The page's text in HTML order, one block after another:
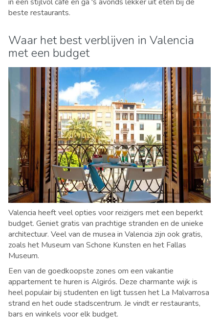
beste restaurants.
Waar het best verblijven in Valencia
met een budget
Valencia heeft veel opties voor reizigers met een beperkt
budget. Geniet gratis van prachtige stranden en de unieke
architectuur. Veel van de musea in Valencia zijn ook gratis,
zoals het Museum van Schone Kunsten en het Fallas
Museum.
Een van de goedkoopste zones om een vakantie
appartement te huren is Algirós. Deze charmante wijk is
heel populair bij studenten en ligt tussen het La Malvarrosa
strand en het oude stadscentrum. Je vindt er restaurants,
bars en winkels voor elk budget.